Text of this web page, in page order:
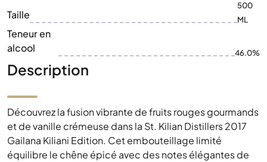
Taille
500
ML
Teneur en
alcool
46.0%
Description
Découvrez la fusion vibrante de fruits rouges gourmands
et de vanille crémeuse dans la St. Kilian Distillers 2017
Gailana Kiliani Edition. Cet embouteillage limité
équilibre le chêne épicé avec des notes élégantes de